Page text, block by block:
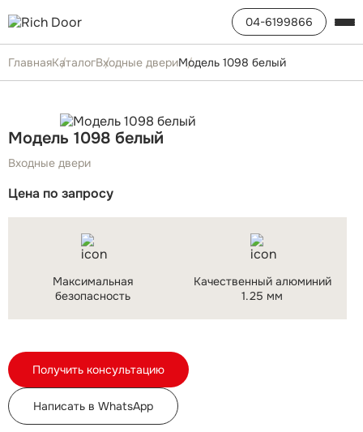
04-6199866
ГлавнаяКаталогВходные двериМодель 1098 белый
Модель 1098 белый
Входные двери
Цена по запросу
Максимальная
безопасность
Качественный алюминий
1.25 мм
Получить консультацию
Написать в WhatsApp